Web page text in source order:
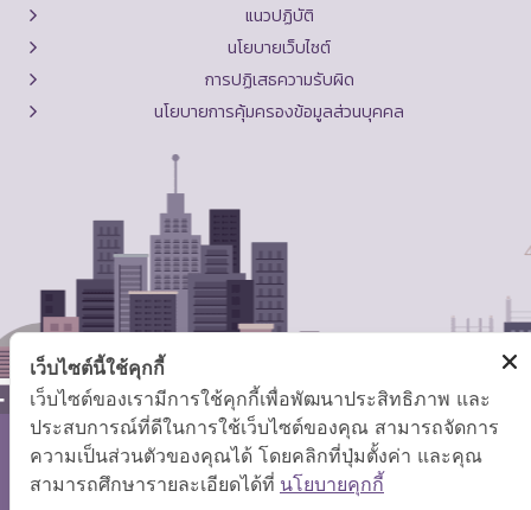
แนวปฏิบัติ
นโยบายเว็บไซต์
การปฏิเสธความรับผิด
นโยบายการคุ้มครองข้อมูลส่วนบุคคล
สงวนลิขสิทธิ์ © 2569 กระทรวงแรงงาน
แผนผังเว็บไซต์| คำถามที่พบบ่อย
เว็บไซต์นี้ใช้คุกกี้
เว็บไซต์ของเรามีการใช้คุกกี้เพื่อพัฒนาประสิทธิภาพ และ
ประสบการณ์ที่ดีในการใช้เว็บไซต์ของคุณ สามารถจัดการ
ความเป็นส่วนตัวของคุณได้ โดยคลิกที่ปุ่มตั้งค่า และคุณ
สามารถศึกษารายละเอียดได้ที่ นโยบายคุกกี้